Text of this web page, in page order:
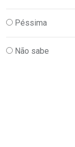
Péssima
Não sabe